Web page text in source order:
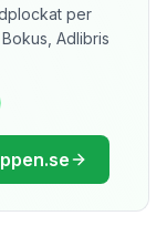
per
Adlibris